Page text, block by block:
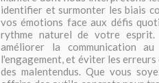
identifier et surmonter les biais
vos émotions face aux défis
rythme naturel de votre esprit.
améliorer la communication
l'engagement, et éviter les
des malentendus. Que vous